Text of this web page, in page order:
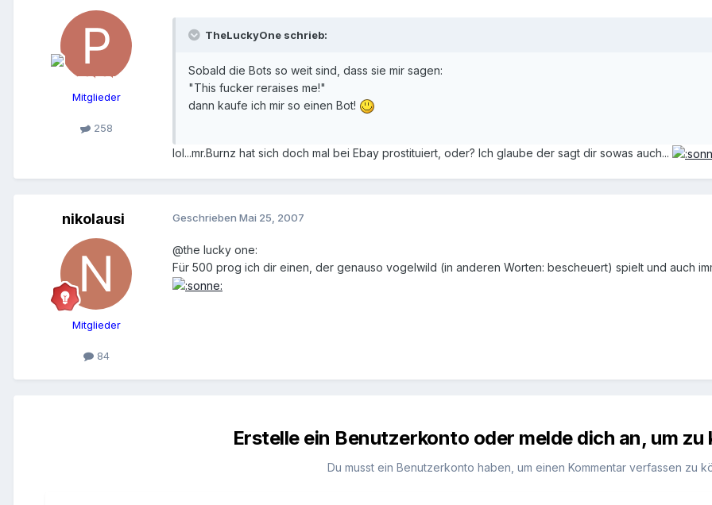
Mitglieder
258
TheLuckyOne schrieb:
Sobald die Bots so weit sind, dass sie mir sagen:
"This fucker reraises me!"
dann kaufe ich mir so einen Bot!
lol...mr.Burnz hat sich doch mal bei Ebay prostituiert, oder? Ich glaube der sagt dir sowas auch...
nikolausi
Mitglieder
84
Geschrieben Mai 25, 2007
@the lucky one:
Für 500 prog ich dir einen, der genauso vogelwild (in anderen Worten: bescheuert) spielt und auch
Erstelle ein Benutzerkonto oder melde dich an, um zu
Du musst ein Benutzerkonto haben, um einen Kommentar verfassen zu